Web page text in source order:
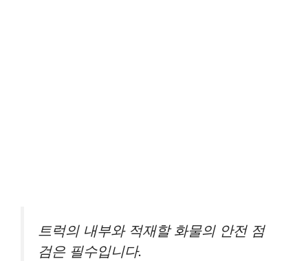
트럭의 내부와 적재할 화물의 안전 점
검은 필수입니다.